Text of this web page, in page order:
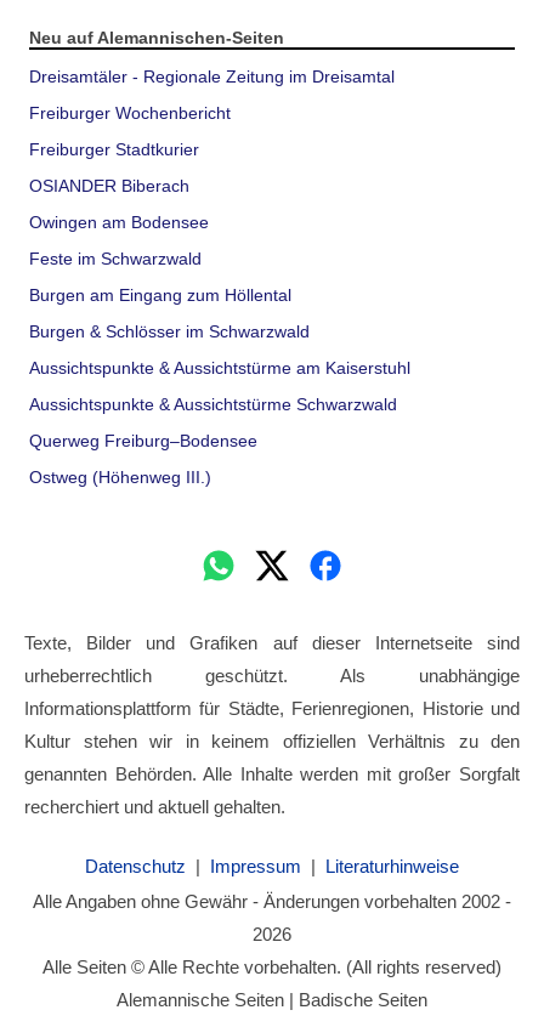
Neu auf Alemannischen-Seiten
Dreisamtäler - Regionale Zeitung im Dreisamtal
Freiburger Wochenbericht
Freiburger Stadtkurier
OSIANDER Biberach
Owingen am Bodensee
Feste im Schwarzwald
Burgen am Eingang zum Höllental
Burgen & Schlösser im Schwarzwald
Aussichtspunkte & Aussichtstürme am Kaiserstuhl
Aussichtspunkte & Aussichtstürme Schwarzwald
Querweg Freiburg–Bodensee
Ostweg (Höhenweg III.)
Texte, Bilder und Grafiken auf dieser Internetseite sind
urheberrechtlich geschützt. Als unabhängige
Informationsplattform für Städte, Ferienregionen, Historie und
Kultur stehen wir in keinem offiziellen Verhältnis zu den
genannten Behörden. Alle Inhalte werden mit großer Sorgfalt
recherchiert und aktuell gehalten.
Datenschutz | Impressum | Literaturhinweise
Alle Angaben ohne Gewähr - Änderungen vorbehalten 2002 -
2026
Alle Seiten © Alle Rechte vorbehalten. (All rights reserved)
Alemannische Seiten | Badische Seiten